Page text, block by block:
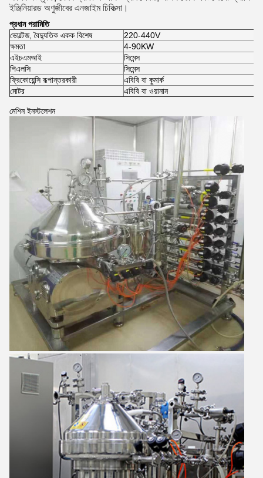
ইঞ্জিনিয়ারড অণুজীবের এনজাইম চিকিত্সা।
প্রধান পরামিতি
ভোল্টেজ, বৈদ্যুতিক একক বিশেষ
220-440V
ক্ষমতা
4-90KW
এইচএমআই
সিমেন্স
পিএলসি
সিমেন্স
ফ্রিকোয়েন্সি রূপান্তরকারী
এবিবি বা কুমার্ক
মোটর
এবিবি বা ওয়ানান
মেশিন ইনস্টলেশন